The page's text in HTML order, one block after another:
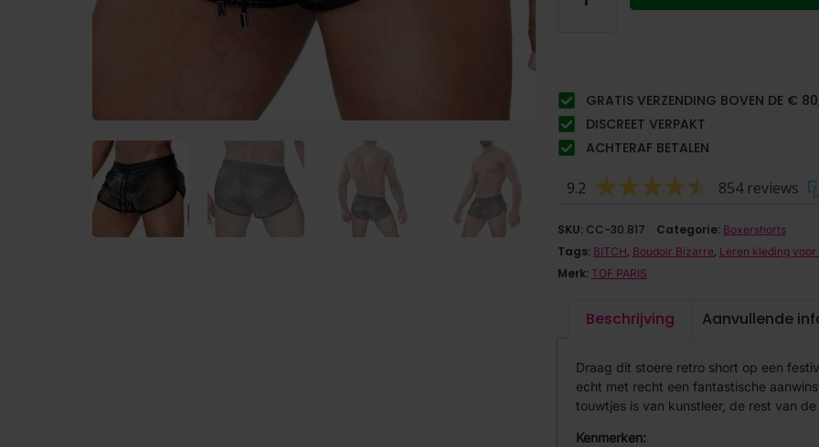
GRATIS VERZENDING BOVEN DE €
DISCREET VERPAKT
ACHTERAF BETALEN
9.2 854 reviews
SKU: CC-30.817 Categorie: Boxershorts
Tags: BITCH, Boudoir Bizarre, Leren kleding voor
Merk: TOF PARIS
Beschrijving Aanvullende
Draag dit stoere retro short op een
echt met recht een fantastische
touwtjes is van kunstleer, de rest van
Kenmerken: